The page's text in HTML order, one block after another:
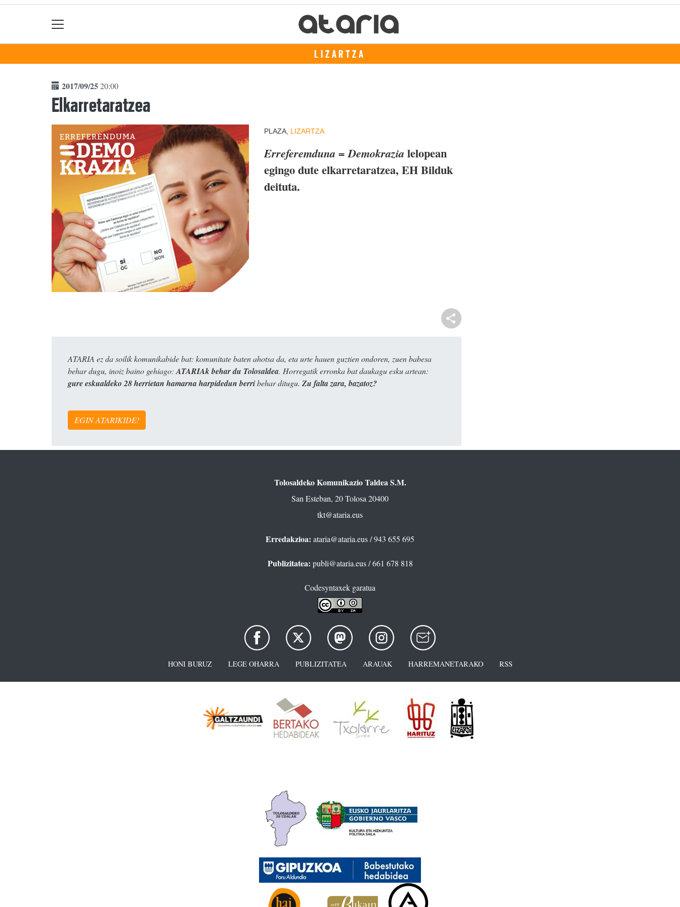
LIZARTZA
2017/09/2520:00
Elkarretaratzea
PLAZA, LIZARTZA
Erreferemduna = Demokrazia lelopean
egingo dute elkarretaratzea, EH Bilduk
deituta.
ATARIA ez da soilik komunikabide bat: komunitate baten ahotsa da, eta urte hauen guztien ondoren, zuen babesa
behar dugu, inoiz baino gehiago:ATARIAk behar du Tolosaldea. Horregatik erronka bat daukagu esku artean:
gure eskualdeko 28 herrietan hamarna harpidedun berribehar ditugu. Zu falta zara, bazatoz?
EGIN ATARIKIDE!
Tolosaldeko Komunikazio Taldea S.M.
San Esteban, 20 Tolosa 20400
tkt@ataria.eus
Erredakzioa: ataria@ataria.eus/ 943 655 695
Publizitatea: publi@ataria.eus/ 661 678 818
Codesyntaxek garatua
HONI BURUZ LEGE OHARRA PUBLIZITATEA ARAUAK HARREMANETARAKO RSS